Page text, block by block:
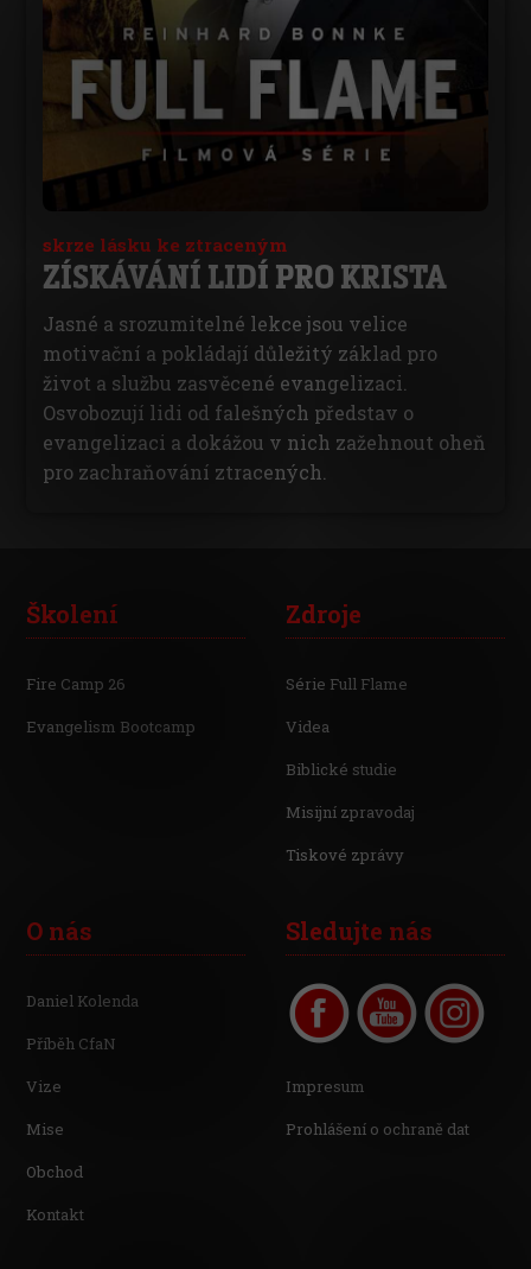
skrze lásku ke ztraceným
ZÍSKÁVÁNÍ LIDÍ PRO KRISTA
Jasné a srozumitelné lekce jsou velice
motivační a pokládají důležitý základ pro
život a službu zasvěcené evangelizaci.
Osvobozují lidi od falešných představ o
evangelizaci a dokážou v nich zažehnout oheň
pro zachraňování ztracených.
Školení
Fire Camp 26
Evangelism Bootcamp
Zdroje
Série Full Flame
Videa
Biblické studie
Misijní zpravodaj
Tiskové zprávy
O nás
Daniel Kolenda
Příběh CfaN
Vize
Mise
Obchod
Kontakt
Sledujte nás
Impresum
Prohlášení o ochraně dat